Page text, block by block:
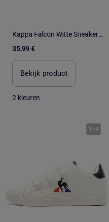
Kappa Falcon Witte Sneakers voor Jongens
35,99 €
Bekijk product
2 kleuren
1 /4